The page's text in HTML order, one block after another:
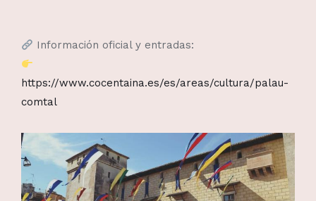
Información oficial y entradas:
https://www.cocentaina.es/es/areas/cultura/palau-
comtal